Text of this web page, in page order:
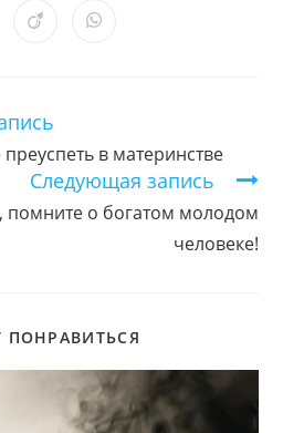
новомновом
ОткрываетсяОткрывается
в материнстве
Следующая запись
помните о богатом молодом
человеке!